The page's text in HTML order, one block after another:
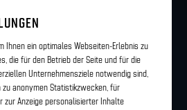
Ihnen ein optimales Webseiten-Erlebnis zu
die für den Betrieb der Seite und für die
Unternehmensziele notwendig sind,
anonymen Statistikzwecken, für
zur Anzeige personalisierter Inhalte